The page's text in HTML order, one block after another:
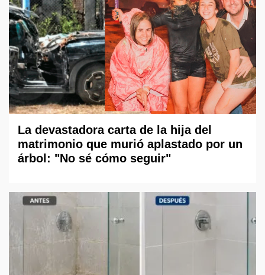
La devastadora carta de la hija del
matrimonio que murió aplastado por un
árbol: "No sé cómo seguir"